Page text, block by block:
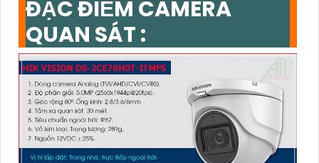
ĐẶC ĐIỂM CAMERA
QUAN SÁT :